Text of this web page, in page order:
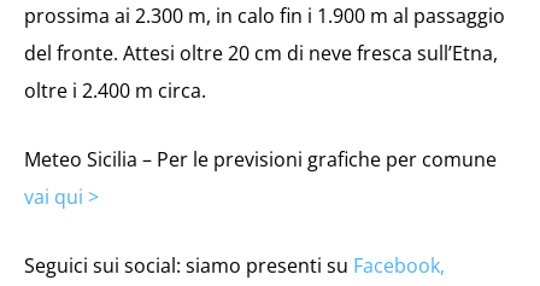
prossima ai 2.300 m, in calo fin i 1.900 m al passaggio
del fronte. Attesi oltre 20 cm di neve fresca sull’Etna,
oltre i 2.400 m circa.
Meteo Sicilia – Per le previsioni grafiche per comune
vai qui >
Seguici sui social: siamo presenti su Facebook,